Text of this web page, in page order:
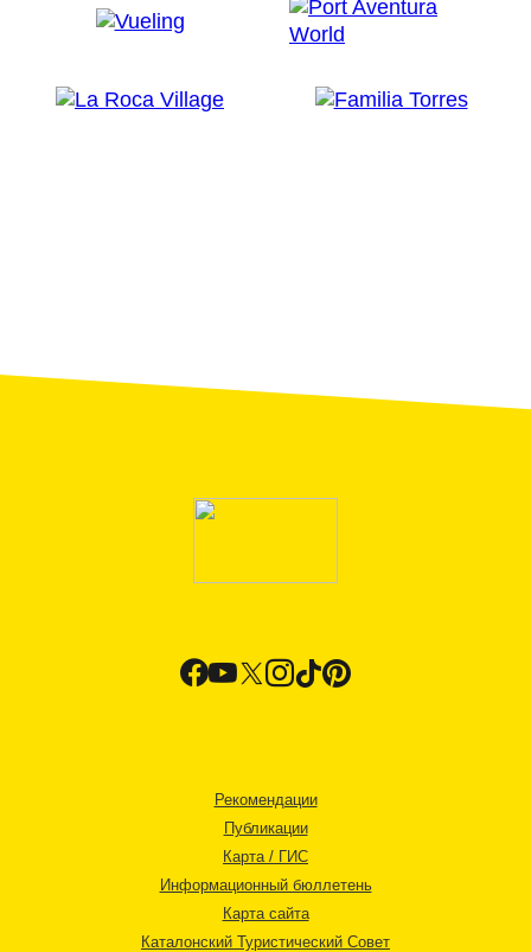
Рекомендации
Публикации
Карта / ГИС
Информационный бюллетень
Карта сайта
Каталонский Туристический Совет